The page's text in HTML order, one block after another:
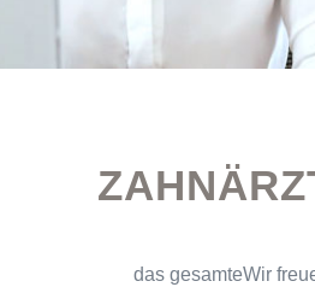
das gesamteWir